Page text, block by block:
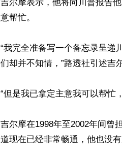
吉尔摩表示，他将向川普报告
意帮忙。
“我完全准备写一个备忘录呈递
们却并不知情，”路透社引述吉
“但是我已拿定主意我可以帮忙，
吉尔摩在1998年至2002年间曾
道现在已经非常畅通，他也没